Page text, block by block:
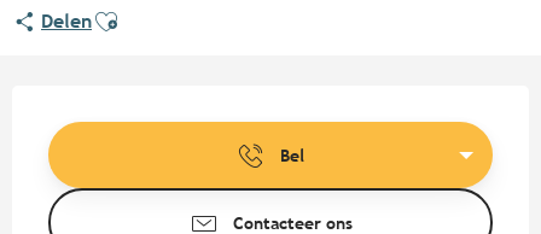
DelenAjouter aux favoris
Bel
Contacteer ons